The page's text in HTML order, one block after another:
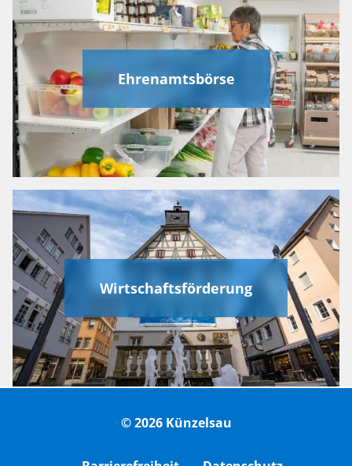
Ehrenamtsbörse
Wirtschaftsförderung
© 2026 Künzelsau